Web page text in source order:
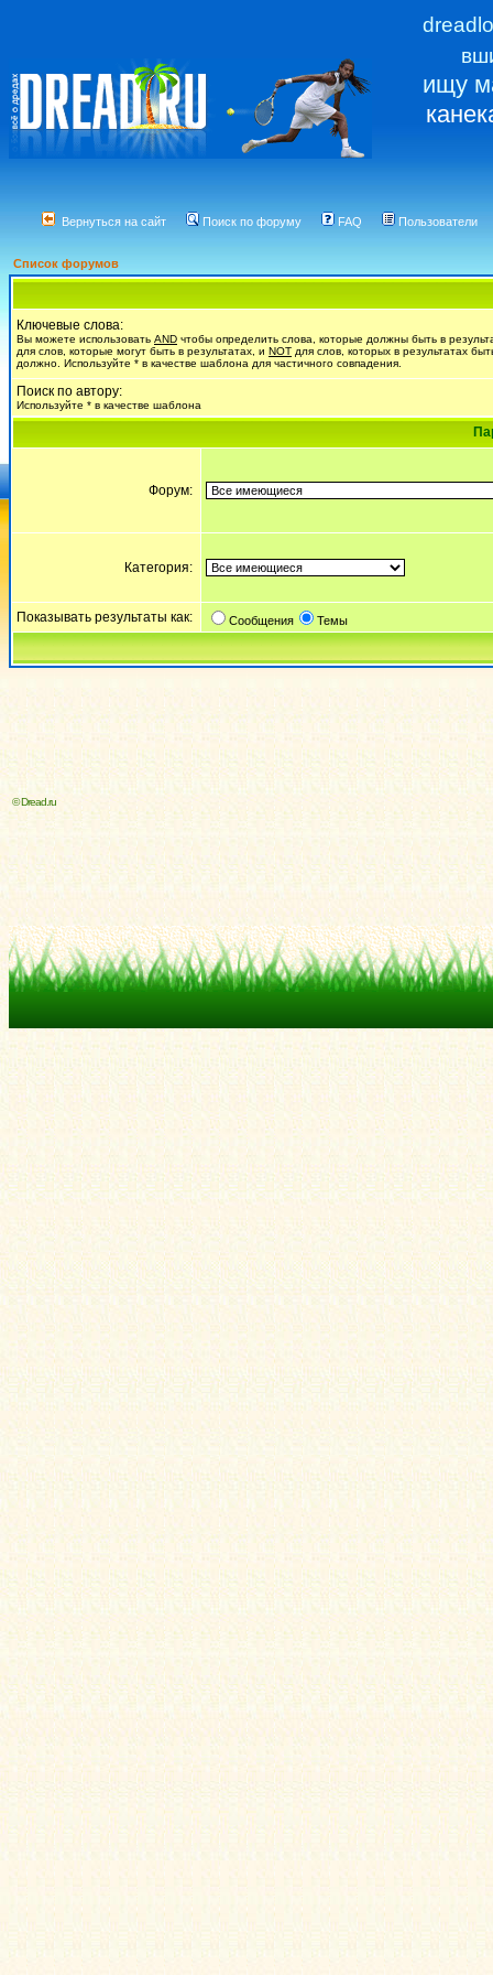
ищу
Вернуться на сайт Поиск по форуму FAQ Пользователи
Список форумов
Ключевые слова:
Вы можете использовать AND чтобы определить слова, которые должны быть в
для слов, которые могут быть в результатах, и NOT для слов, которых в результатах
должно. Используйте * в качестве шаблона для частичного совпадения.
Поиск по автору:
Используйте * в качестве шаблона
Форум:
Категория:
Показывать результаты как: Сообщения Темы
© Dread.ru